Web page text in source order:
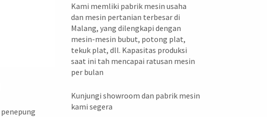
penepung
Kami memliki pabrik mesin usaha
dan mesin pertanian terbesar di
Malang, yang dilengkapi dengan
mesin-mesin bubut, potong plat,
tekuk plat, dll. Kapasitas produksi
saat ini tah mencapai ratusan mesin
per bulan
Kunjungi showroom dan pabrik mesin
kami segera